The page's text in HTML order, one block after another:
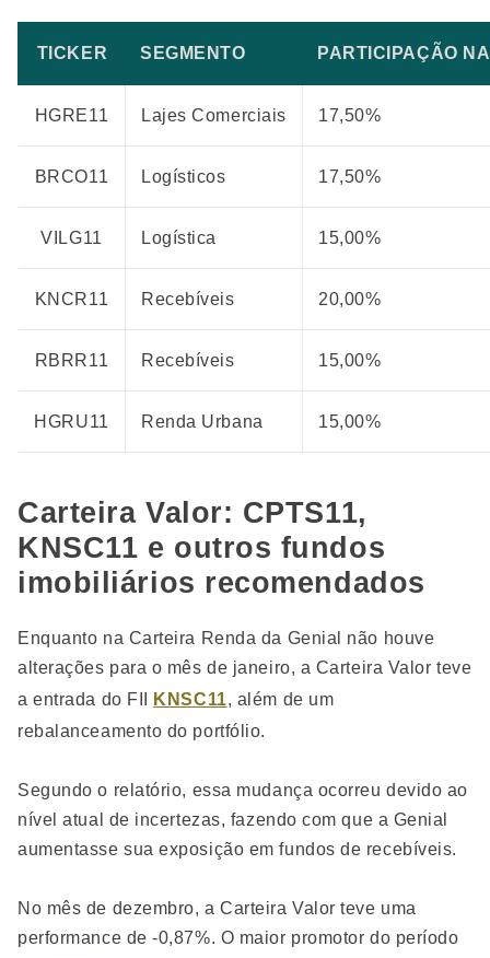
TICKER SEGMENTO PARTICIPAÇÃO
HGRE11 Lajes Comerciais 17,50%
BRCO11 Logísticos 17,50%
VILG11 Logística 15,00%
KNCR11 Recebíveis 20,00%
RBRR11 Recebíveis 15,00%
HGRU11 Renda Urbana 15,00%
Carteira Valor: CPTS11,
KNSC11 e outros fundos
imobiliários recomendados
Enquanto na Carteira Renda da Genial não houve
alterações para o mês de janeiro, a Carteira Valor teve
a entrada do FII
KNSC11, além de um
rebalanceamento do portfólio.
Segundo o relatório, essa mudança ocorreu devido ao
nível atual de incertezas, fazendo com que a Genial
aumentasse sua exposição em fundos de recebíveis.
No mês de dezembro, a Carteira Valor teve uma
performance de -0,87%. O maior promotor do período